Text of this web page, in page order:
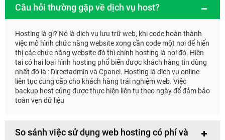
Câu hỏi thường gặp về dịch vụ host?
Hosting là gì? Nó là dịch vụ lưu trữ web, khi code hoàn thành
việc mô hình chức năng website xong cần code một nơi để hiển
thị các chức năng website đó thì chính hosting là nơi đó. Hiện
tai có hai loại hình hosting phổ biến được khách hàng tin dùng
nhất đó là : Directadmin và Cpanel. Hosting là dịch vụ online
liên tục cung cấp cho khách hàng trải nghiệm web. Việc
backup host củng được thực hiện liên tụ theo ngày để đảm bảo
toàn vẹn dữ liệu
So sánh việc sử dụng web hosting có phí và